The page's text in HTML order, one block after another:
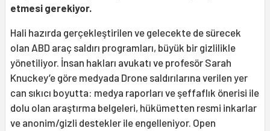
etmesi gerekiyor.
Hali hazırda gerçekleştirilen ve gelecekte de sürecek
olan ABD araç saldırı programları, büyük bir gizlilikle
yönetiliyor. İnsan hakları avukatı ve profesör Sarah
Knuckey’e göre medyada Drone saldırılarına verilen yer
can sıkıcı boyutta: medya raporları ve şeffaflık önerisi ile
dolu olan araştırma belgeleri, hükümetten resmi inkarlar
ve anonim/gizli destekler ile engelleniyor. Open